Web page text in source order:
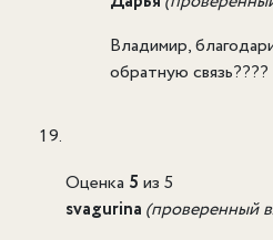
Владимир,
обратную связь????
Оценка 5 из 5
svagurina (проверенный